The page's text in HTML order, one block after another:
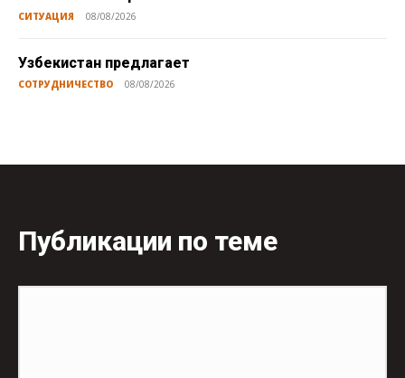
СИТУАЦИЯ 08/08/2026
Узбекистан предлагает
СОТРУДНИЧЕСТВО 08/08/2026
Публикации по теме